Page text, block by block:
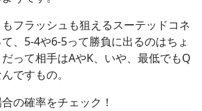
フラッシュも狙えるスーテッドコネ
、5-4や6-5って勝負に出るのはちょ
って相手はAやK、いや、最低でもQ
ですもの。
の確率をチェック！